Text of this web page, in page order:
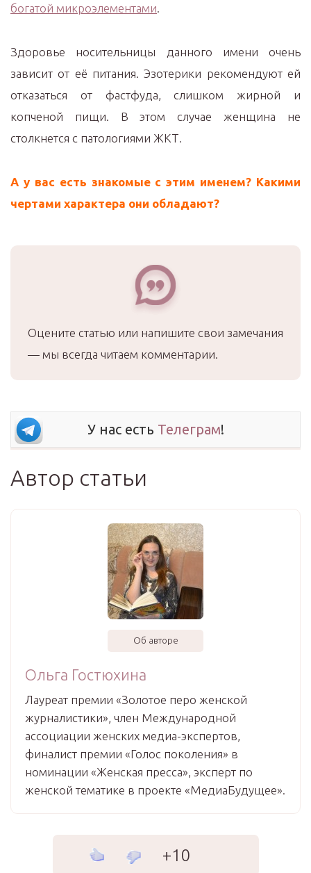
богатой микроэлементами
Здоровье носительницы данного имени очень
зависит от её питания. Эзотерики рекомендуют ей
отказаться от фастфуда, слишком жирной и
копченой пищи. В этом случае женщина не
столкнется с патологиями ЖКТ.
А у вас есть знакомые с этим именем? Какими
чертами характера они обладают?
Оцените статью или напишите свои замечания
— мы всегда читаем комментарии.
У нас есть Телеграм!
Автор статьи
Об авторе
Ольга Гостюхина
Лауреат премии «Золотое перо женской
журналистики», член Международной
ассоциации женских медиа-экспертов,
финалист премии «Голос поколения» в
номинации «Женская пресса», эксперт по
женской тематике в проекте «МедиаБудущее».
+10